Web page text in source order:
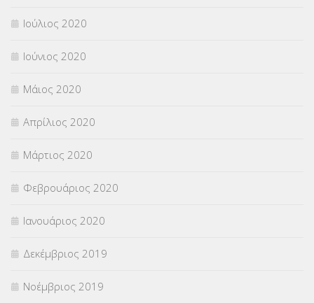
Ιούλιος 2020
Ιούνιος 2020
Μάιος 2020
Απρίλιος 2020
Μάρτιος 2020
Φεβρουάριος 2020
Ιανουάριος 2020
Δεκέμβριος 2019
Νοέμβριος 2019